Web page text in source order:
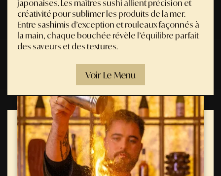
japonaises. Les maîtres sushi allient précision et
créativité pour sublimer les produits de la mer.
Entre sashimis d’exception et rouleaux façonnés à
la main, chaque bouchée révèle l’équilibre parfait
des saveurs et des textures.
Voir Le Menu